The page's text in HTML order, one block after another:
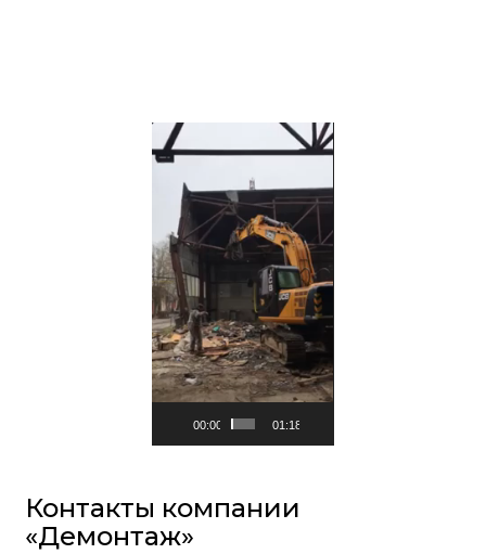
Видеоплеер
00:00 01:18
Контакты компании
«Демонтаж»